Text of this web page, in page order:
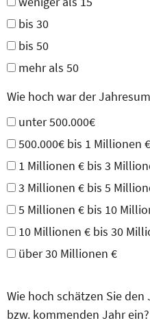
bis 30
bis 50
mehr als 50
Wie hoch war der
unter 500.000€
500.000€ bis 1 Millionen €
1 Millionen € bis 3
3 Millionen € bis 5
5 Millionen € bis 10
10 Millionen € bis 30
über 30 Millionen €
Wie hoch schätzen Sie
bzw. kommenden Jahr ein?